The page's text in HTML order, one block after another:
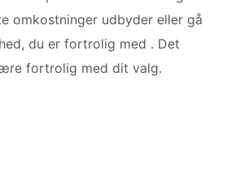
omkostninger udbyder eller gå
du er fortrolig med . Det
fortrolig med dit valg.